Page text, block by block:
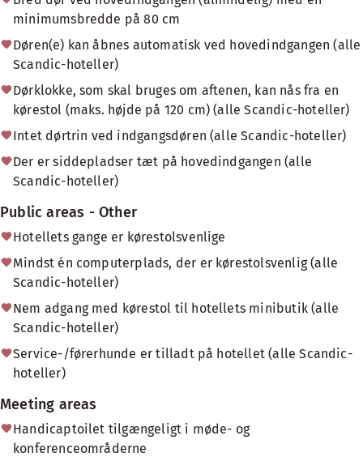
minimumsbredde på 80 cm
Døren(e) kan åbnes automatisk ved hovedindgangen (alle
Scandic-hoteller)
Dørklokke, som skal bruges om aftenen, kan nås fra en
kørestol (maks. højde på 120 cm) (alle Scandic-hoteller)
Intet dørtrin ved indgangsdøren (alle Scandic-hoteller)
Der er siddepladser tæt på hovedindgangen (alle
Scandic-hoteller)
Public areas - Other
Hotellets gange er kørestolsvenlige
Mindst én computerplads, der er kørestolsvenlig (alle
Scandic-hoteller)
Nem adgang med kørestol til hotellets minibutik (alle
Scandic-hoteller)
Service-/førerhunde er tilladt på hotellet (alle Scandic-
hoteller)
Meeting areas
Handicaptoilet tilgængeligt i møde- og
konferenceområderne